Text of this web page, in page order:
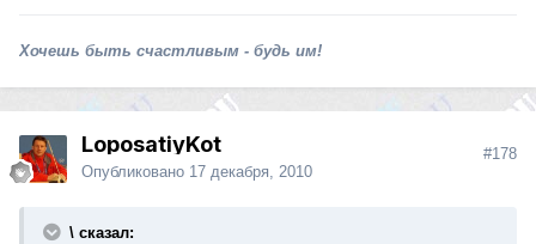
Хочешь быть счастливым - будь им!
LoposatiyKot
Опубликовано 17 декабря, 2010
#178
\ сказал: